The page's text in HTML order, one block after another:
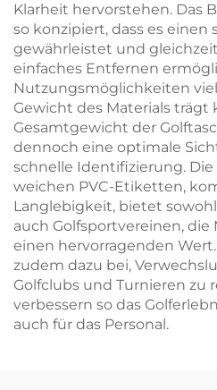
Klarheit hervorstehen. Das
so konzipiert, dass es einen
gewährleistet und
einfaches Entfernen
Nutzungsmöglichkeiten
Gewicht des Materials trägt
Gesamtgewicht der
dennoch eine optimale
schnelle Identifizierung.
weichen PVC-Etiketten,
Langlebigkeit, bietet
auch Golfsportvereinen,
einen hervorragenden
zudem dazu bei,
Golfclubs und Turnieren zu
verbessern so das
auch für das Personal.